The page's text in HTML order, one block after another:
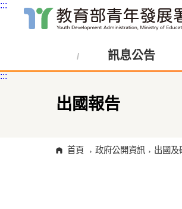
容
:::
訊息公告
:::
出國報告
首頁 政府公開資訊 出國及